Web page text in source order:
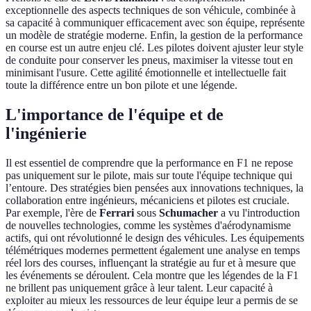
exceptionnelle des aspects techniques de son véhicule, combinée à
sa capacité à communiquer efficacement avec son équipe, représente
un modèle de stratégie moderne. Enfin, la gestion de la performance
en course est un autre enjeu clé. Les pilotes doivent ajuster leur style
de conduite pour conserver les pneus, maximiser la vitesse tout en
minimisant l'usure. Cette agilité émotionnelle et intellectuelle fait
toute la différence entre un bon pilote et une légende.
L'importance de l'équipe et de
l'ingénierie
Il est essentiel de comprendre que la performance en F1 ne repose
pas uniquement sur le pilote, mais sur toute l'équipe technique qui
l’entoure. Des stratégies bien pensées aux innovations techniques, la
collaboration entre ingénieurs, mécaniciens et pilotes est cruciale.
Par exemple, l'ère de Ferrari sous Schumacher a vu l'introduction
de nouvelles technologies, comme les systèmes d'aérodynamisme
actifs, qui ont révolutionné le design des véhicules. Les équipements
télémétriques modernes permettent également une analyse en temps
réel lors des courses, influençant la stratégie au fur et à mesure que
les événements se déroulent. Cela montre que les légendes de la F1
ne brillent pas uniquement grâce à leur talent. Leur capacité à
exploiter au mieux les ressources de leur équipe leur a permis de se